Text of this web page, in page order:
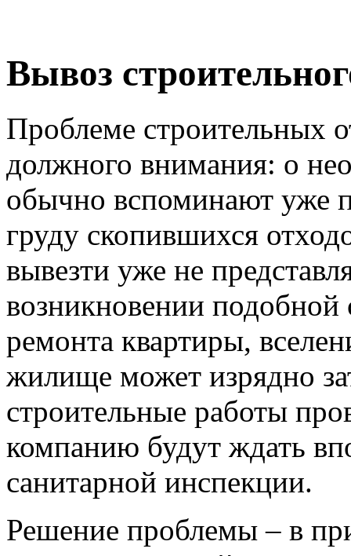
Вывоз
Проблеме строительных
должного внимания: о
обычно вспоминают уже
груду скопившихся
вывезти уже не
возникновении подобной
ремонта квартиры,
жилище может изрядно
строительные работы
компанию будут ждать
санитарной инспекции.
Решение проблемы – в